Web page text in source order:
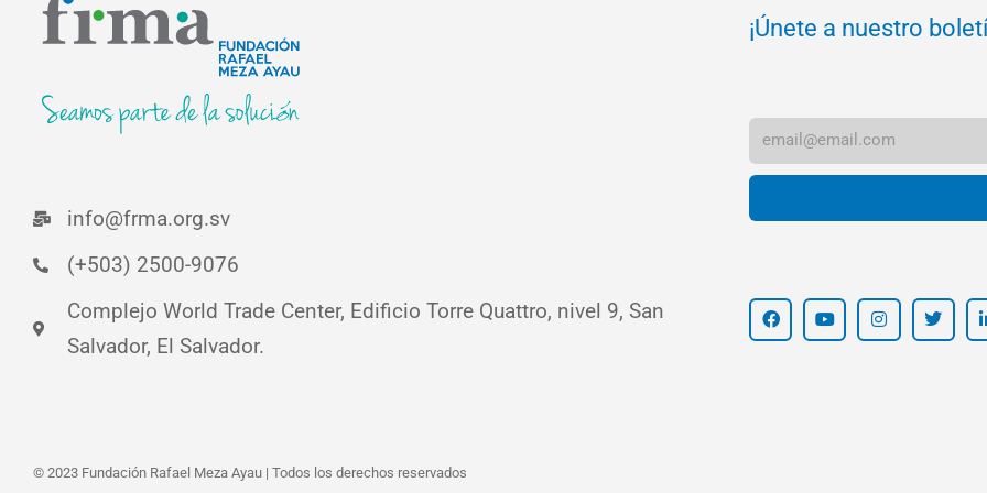
info@frma.org.sv
(+503) 2500-9076
Complejo World Trade Center, Edificio Torre Quattro, nivel 9, San
Salvador, El Salvador.
¡Únete a nuestro
© 2023 Fundación Rafael Meza Ayau | Todos los derechos reservados